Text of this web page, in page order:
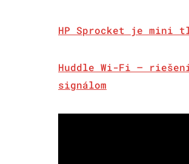
HP Sprocket je mini
Huddle Wi-Fi –
signálom